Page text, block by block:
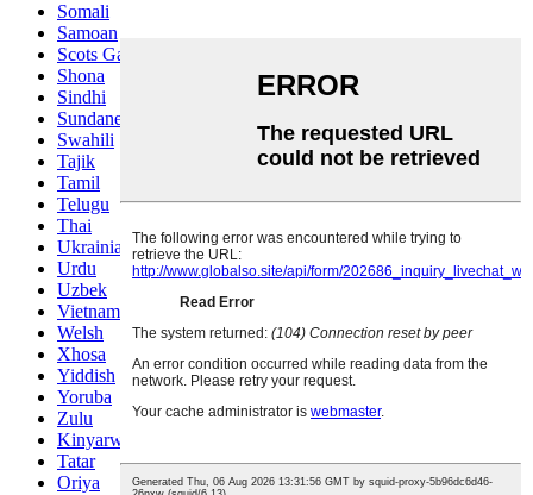
Somali
Samoan
Scots Gaelic
Shona
Sindhi
Sundanese
Swahili
Tajik
Tamil
Telugu
Thai
Ukrainian
Urdu
Uzbek
Vietnamese
Welsh
Xhosa
Yiddish
Yoruba
Zulu
Kinyarwanda
Tatar
Oriya